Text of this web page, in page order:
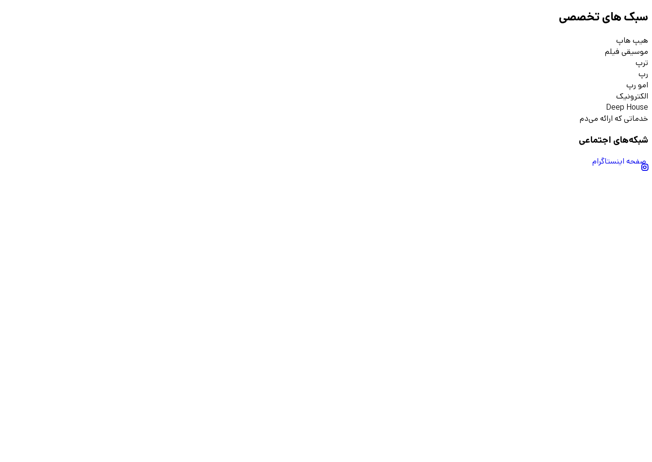
سبک های تخصصی
هیپ هاپ
موسیقی فیلم
ترپ
رپ
امو رپ
الکترونیک
Deep House
خدماتی که ارائه می‌دم
شبکه‌های اجتماعی
صفحه اینستاگرام